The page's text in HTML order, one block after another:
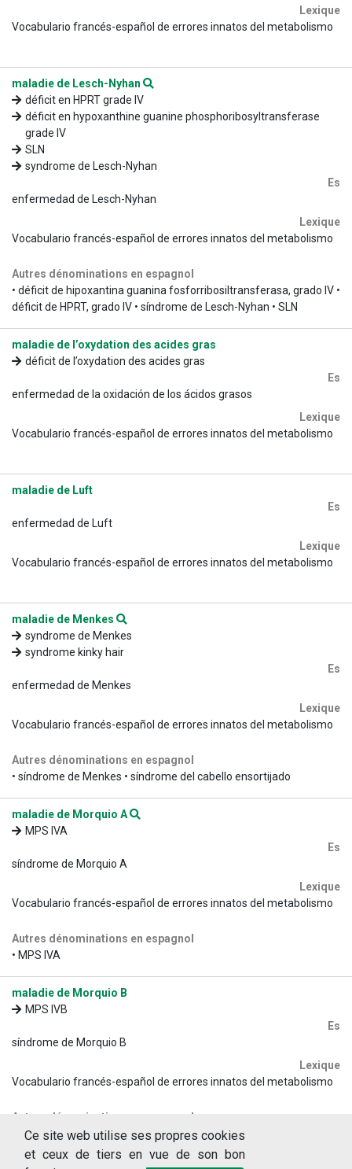
Lexique
Vocabulario francés-español de errores innatos del metabolismo
maladie de Lesch-Nyhan
déficit en HPRT grade IV
déficit en hypoxanthine guanine phosphoribosyltransferase
grade IV
SLN
syndrome de Lesch-Nyhan
Es
enfermedad de Lesch-Nyhan
Lexique
Vocabulario francés-español de errores innatos del metabolismo
Autres dénominations en espagnol
• déficit de hipoxantina guanina fosforribosiltransferasa, grado IV •
déficit de HPRT, grado IV • síndrome de Lesch-Nyhan • SLN
maladie de l’oxydation des acides gras
déficit de l’oxydation des acides gras
Es
enfermedad de la oxidación de los ácidos grasos
Lexique
Vocabulario francés-español de errores innatos del metabolismo
maladie de Luft
Es
enfermedad de Luft
Lexique
Vocabulario francés-español de errores innatos del metabolismo
maladie de Menkes
syndrome de Menkes
syndrome kinky hair
Es
enfermedad de Menkes
Lexique
Vocabulario francés-español de errores innatos del metabolismo
Autres dénominations en espagnol
• síndrome de Menkes • síndrome del cabello ensortijado
maladie de Morquio A
MPS IVA
Es
síndrome de Morquio A
Lexique
Vocabulario francés-español de errores innatos del metabolismo
Autres dénominations en espagnol
• MPS IVA
maladie de Morquio B
MPS IVB
Es
síndrome de Morquio B
Lexique
Vocabulario francés-español de errores innatos del metabolismo
Autres dénominations en espagnol
• MPS IVB
Ce site web utilise ses propres cookies
et ceux de tiers en vue de son bon